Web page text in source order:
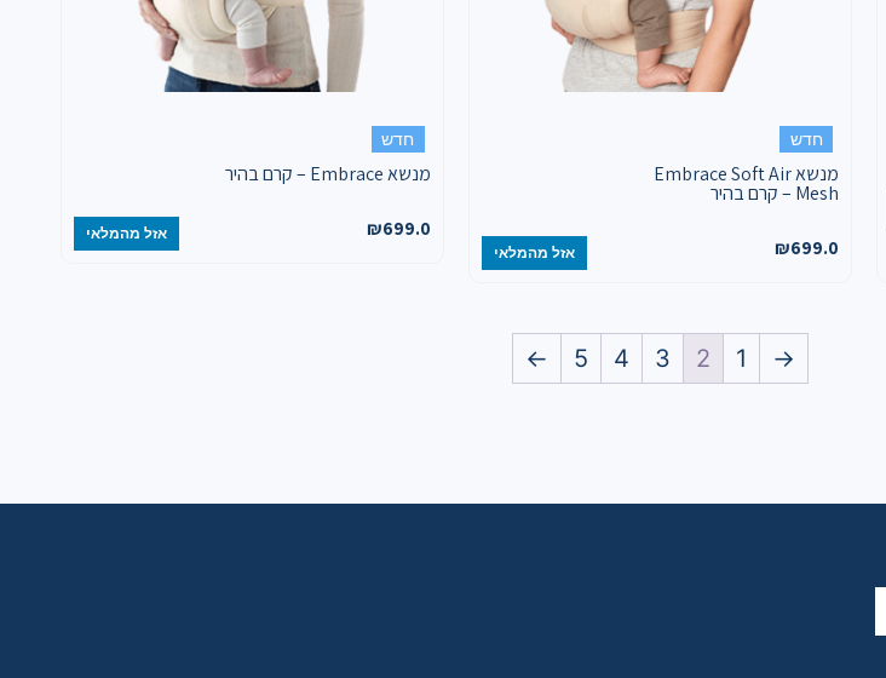
חדש
מנשא Embrace Soft Air
Mesh – קרם בהיר
₪699.0 אזל מהמלאי
חדש
מנשא Embrace – קרם בהיר
₪699.0 אזל מהמלאי
→
1
2
3
4
5
←